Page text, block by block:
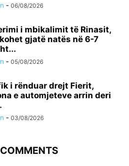
- 06/08/2026
i mbikalimit të Rinasit,
gjatë natës në 6-7
- 05/08/2026
i rënduar drejt Fierit,
e automjeteve arrin deri
- 03/08/2026